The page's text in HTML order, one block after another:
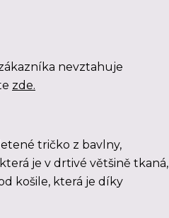
nevztahuje
zde.
tričko z bavlny,
je v drtivé většině tkaná,
košile, která je díky